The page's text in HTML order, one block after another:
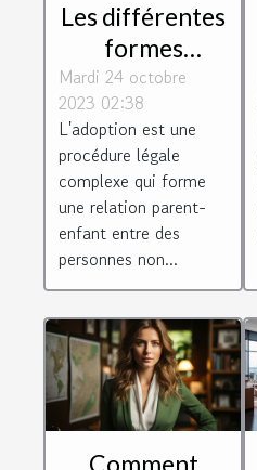
Les différentes
formes
d'adoption
selon le droit
de la famille
Mardi 24 octobre
2023 02:38
L'adoption est une
procédure légale
complexe qui forme
une relation parent-
enfant entre des
personnes non...
Comment